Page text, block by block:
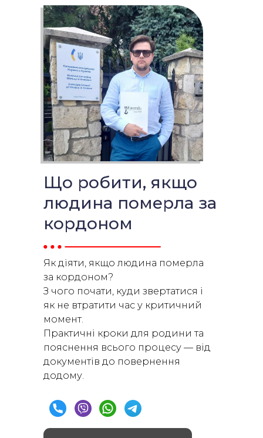
Що робити, якщо
людина померла за
кордоном
Як діяти, якщо людина померла
за кордоном?
З чого почати, куди звертатися і
як не втратити час у критичний
момент.
Практичні кроки для родини та
пояснення всього процесу — від
документів до повернення
додому.